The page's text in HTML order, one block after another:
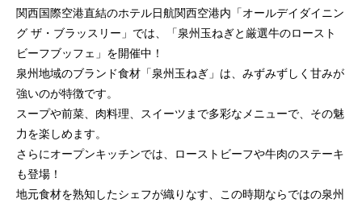
関西国際空港直結のホテル日航関西空港内「オールデイダイニン
グ ザ・ブラッスリー」では、「泉州玉ねぎと厳選牛のロースト
ビーフブッフェ」を開催中！
泉州地域のブランド食材「泉州玉ねぎ」は、みずみずしく甘みが
強いのが特徴です。
スープや前菜、肉料理、スイーツまで多彩なメニューで、その魅
力を楽しめます。
さらにオープンキッチンでは、ローストビーフや牛肉のステーキ
も登場！
地元食材を熟知したシェフが織りなす、この時期ならではの泉州